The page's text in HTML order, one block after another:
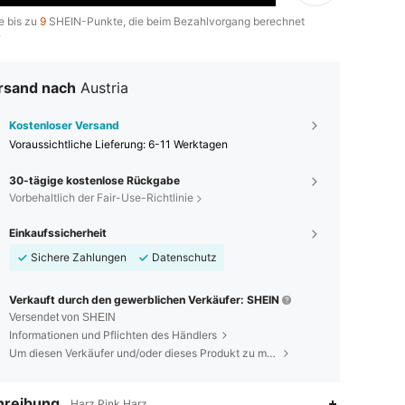
bis zu 9 SHEIN-Punkte, die beim Bezahlvorgang berechnet
nach Austria
Kostenloser Versand
Voraussichtliche Lieferung: 6-11 Werktagen
30-tägige kostenlose Rückgabe
Vorbehaltlich der Fair-Use-Richtlinie
Einkaufssicherheit
Sichere Zahlungen
Datenschutz
Verkauft durch den gewerblichen Verkäufer: SHEIN
Versendet von SHEIN
Informationen und Pflichten des Händlers
Um diesen Verkäufer und/oder dieses Produkt zu melden